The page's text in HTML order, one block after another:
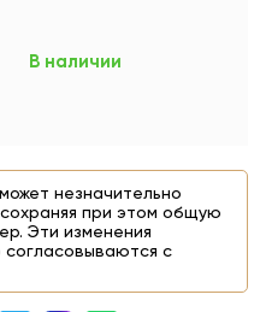
В наличии
незначительно
при этом общую
Эти изменения
с